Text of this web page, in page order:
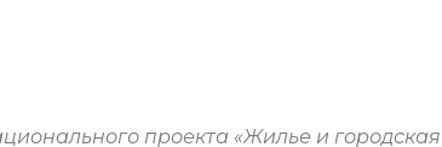
проекта «Жилье и городская